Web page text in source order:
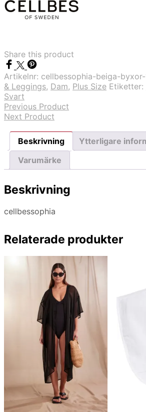
Share this product
Artikelnr: cellbessophia-beiga-byxor-
& Leggings, Dam, Plus Size Etiketter:
Svart
Previous Product
Next Product
Beskrivning
Ytterligare
Varumärke
Beskrivning
cellbessophia
Relaterade produkter